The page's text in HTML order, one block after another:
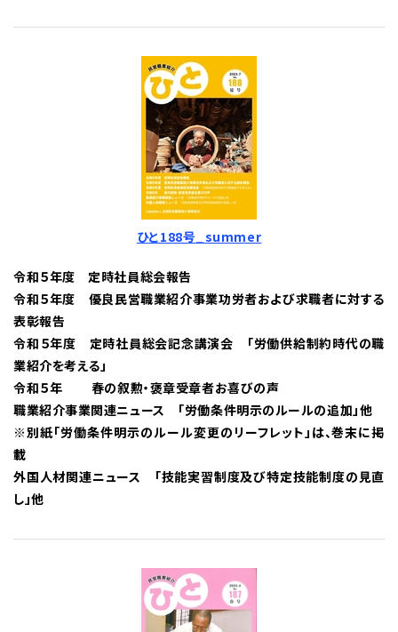
ひと188号_summer
令和５年度 定時社員総会報告
令和５年度 優良民営職業紹介事業功労者および求職者に対する
表彰報告
令和５年度 定時社員総会記念講演会 「労働供給制約時代の職
業紹介を考える」
令和５年 春の叙勲・褒章受章者お喜びの声
職業紹介事業関連ニュース 「労働条件明示のルールの追加」他
※別紙「労働条件明示のルール変更のリーフレット」は、巻末に掲
載
外国人材関連ニュース 「技能実習制度及び特定技能制度の見直
し」他